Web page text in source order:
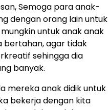
Semoga para anak-
dengan orang lain untuk
untuk anak anak
bertahan, agar tidak
sehingga dia
banyak.
mereka anak didik untuk
bekerja dengan kita